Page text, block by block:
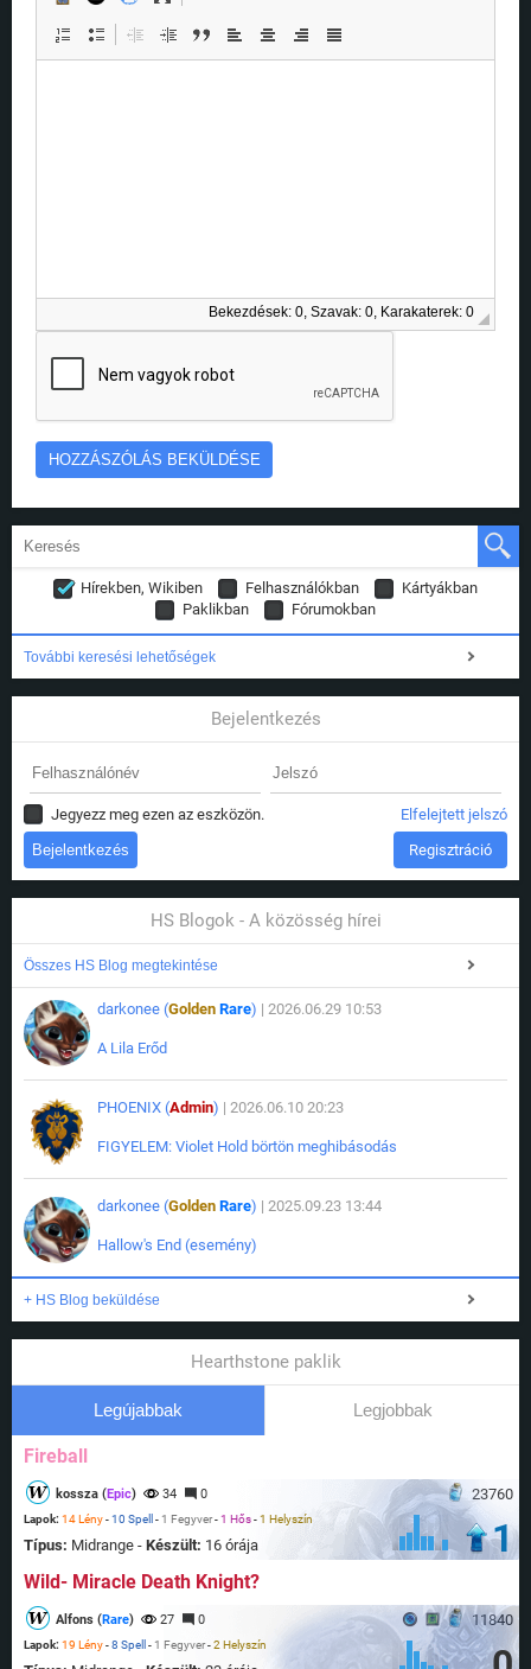
Bekezdések: 0, Szavak: 0, Karakaterek: 0
Hírekben, Wikiben Felhasználókban
Kártyákban
Paklikban
Fórumokban
További keresési lehetőségek
Bejelentkezés
Jegyezz meg ezen az eszközön. Elfelejtett jelszó
Regisztráció
HS Blogok - A közösség hírei
Összes HS Blog megtekintése
darkonee (Golden Rare) | 2026.06.29 10:53
A Lila Erőd
PHOENIX (Admin) | 2026.06.10 20:23
FIGYELEM: Violet Hold börtön meghibásodás
darkonee (Golden Rare) | 2025.09.23 13:44
Hallow's End (esemény)
+ HS Blog beküldése
Hearthstone paklik
Legújabbak Legjobbak
Fireball
23760
kossza (Epic) 34 0
Lapok: 14 Lény-10 Spell - 1 Fegyver-1 Hős-1 Helyszín
Típus: Midrange - Készült: 16 órája 1
Wild- Miracle Death Knight?
11840
Alfons (Rare) 27 0
Lapok: 19 Lény-8 Spell - 1 Fegyver-2 Helyszín